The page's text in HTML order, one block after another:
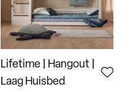
Lifetime | Hangout |
Laag Huisbed